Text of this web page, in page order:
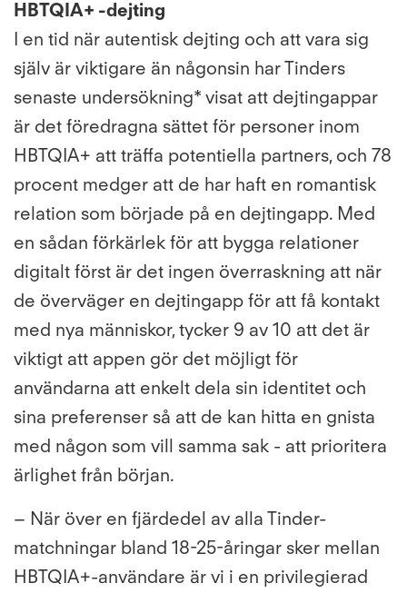
HBTQIA+ -dejting
I en tid när autentisk dejting och att vara sig
själv är viktigare än någonsin har Tinders
senaste undersökning* visat att dejtingappar
är det föredragna sättet för personer inom
HBTQIA+ att träffa potentiella partners, och 78
procent medger att de har haft en romantisk
relation som började på en dejtingapp. Med
en sådan förkärlek för att bygga relationer
digitalt först är det ingen överraskning att när
de överväger en dejtingapp för att få kontakt
med nya människor, tycker 9 av 10 att det är
viktigt att appen gör det möjligt för
användarna att enkelt dela sin identitet och
sina preferenser så att de kan hitta en gnista
med någon som vill samma sak - att prioritera
ärlighet från början.
– När över en fjärdedel av alla Tinder-
matchningar bland 18-25-åringar sker mellan
HBTQIA+-användare är vi i en privilegierad